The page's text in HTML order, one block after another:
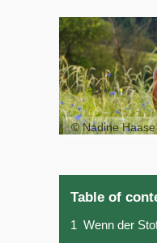
© Nadine
Table of
1 Wenn der